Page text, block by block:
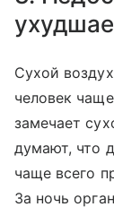
Сухой
человек
замечает
думают, что
чаще всего
За ночь